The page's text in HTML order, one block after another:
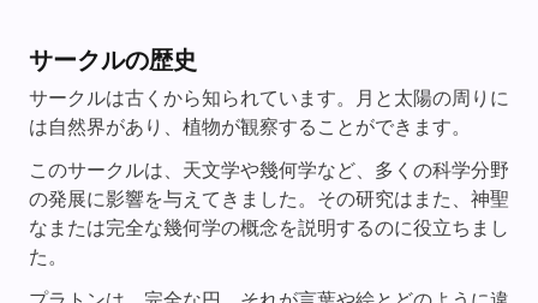
サークルの歴史
サークルは古くから知られています。月と太陽の周りに
は自然界があり、植物が観察することができます。
このサークルは、天文学や幾何学など、多くの科学分野
の発展に影響を与えてきました。その研究はまた、神聖
なまたは完全な幾何学の概念を説明するのに役立ちまし
た。